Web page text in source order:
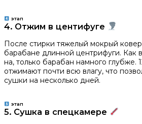
этап
4. Отжим в центифуге
После стирки тяжелый мокрый
барабане длинной центрифуги. Как
на, только барабан намного глубже.
отжимают почти всю влагу, что
сушки на несколько дней.
этап
5. Сушка в спецкамере